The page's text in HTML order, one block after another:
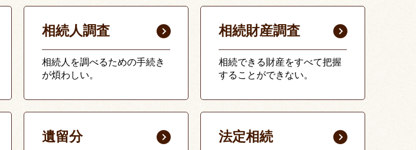
相続人調査
相続人を調べるための手続き
が煩わしい。
相続財産調査
相続できる財産をすべて把握
することができない。
遺留分 法定相続